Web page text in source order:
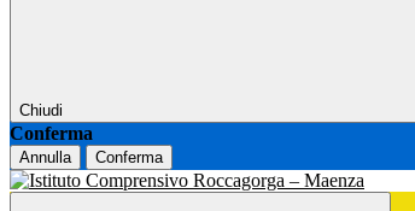
Chiudi
Conferma
Annulla Conferma